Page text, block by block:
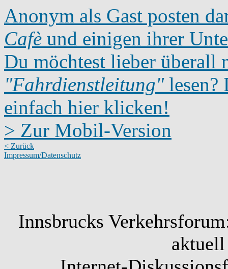
Anonym als Gast posten
Cafè und einigen ihrer
Du möchtest lieber überall
"Fahrdienstleitung"lesen?
einfach hier klicken!
> Zur Mobil-Version
< Zurück
Impressum/Datenschutz
Innsbrucks